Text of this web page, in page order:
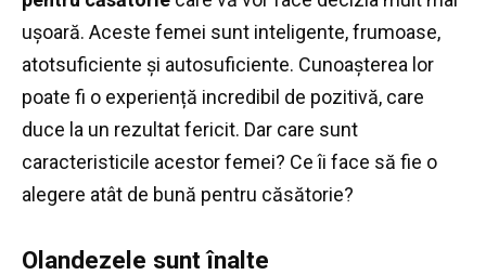
ușoară. Aceste femei sunt inteligente, frumoase,
atotsuficiente și autosuficiente. Cunoașterea lor
poate fi o experiență incredibil de pozitivă, care
duce la un rezultat fericit. Dar care sunt
caracteristicile acestor femei? Ce îi face să fie o
alegere atât de bună pentru căsătorie?
Olandezele sunt înalte